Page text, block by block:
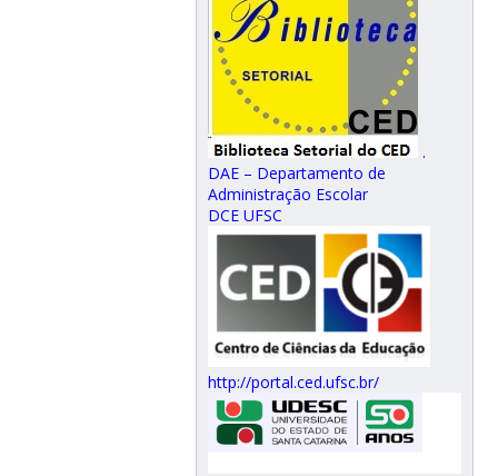
.
DAE – Departamento de
Administração Escolar
DCE UFSC
http://portal.ced.ufsc.br/